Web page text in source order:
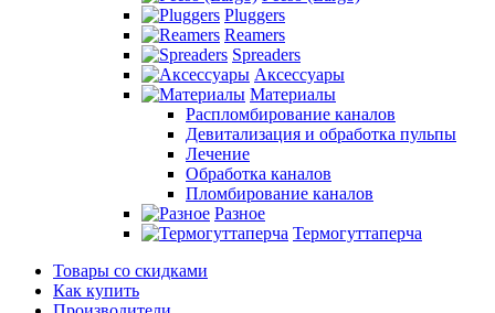
Pluggers
Reamers
Spreaders
Аксессуары
Материалы
Распломбирование каналов
Девитализация и обработка пульпы
Лечение
Обработка каналов
Пломбирование каналов
Разное
Термогуттаперча
Товары со скидками
Как купить